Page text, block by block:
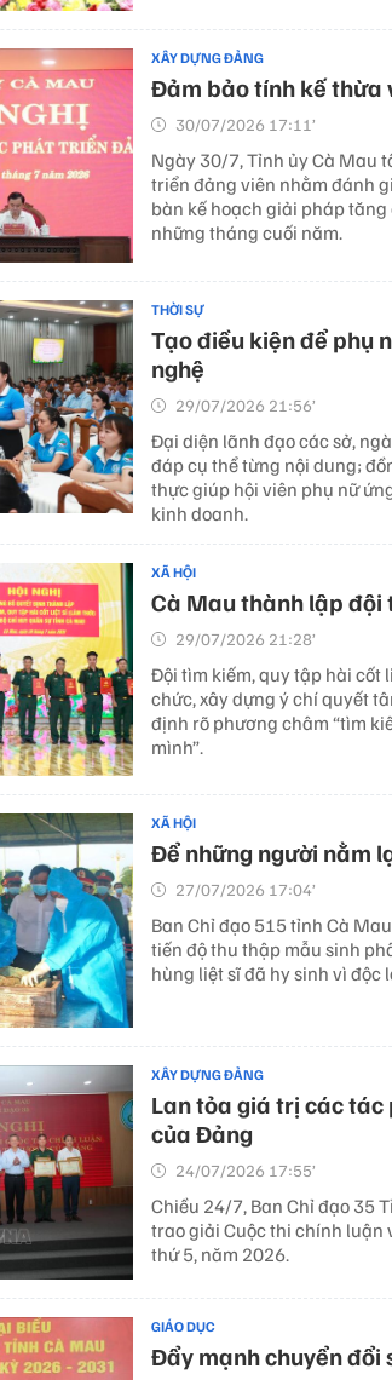
XÂY DỰNG ĐẢNG
Đảm bảo tính kế thừa
30/07/2026 17:11’
Ngày 30/7, Tỉnh ủy Cà Mau
triển đảng viên nhằm đánh
bàn kế hoạch giải pháp
những tháng cuối năm.
THỜI SỰ
Tạo điều kiện để phụ
nghệ
29/07/2026 21:56’
Đại diện lãnh đạo các sở,
đáp cụ thể từng nội dung;
thực giúp hội viên phụ nữ
kinh doanh.
XÃ HỘI
Cà Mau thành lập
29/07/2026 21:28’
Đội tìm kiếm, quy tập hài cốt
chức, xây dựng ý chí quyết
định rõ phương châm “tìm
mình”.
XÃ HỘI
Để những người nằm
27/07/2026 17:04’
Ban Chỉ đạo 515 tỉnh Cà
tiến độ thu thập mẫu sinh
hùng liệt sĩ đã hy sinh vì độc
XÂY DỰNG ĐẢNG
Lan tỏa giá trị các
của Đảng
24/07/2026 17:55’
Chiều 24/7, Ban Chỉ đạo 35
trao giải Cuộc thi chính luận
thứ 5, năm 2026.
GIÁO DỤC
Đẩy mạnh chuyển đổi